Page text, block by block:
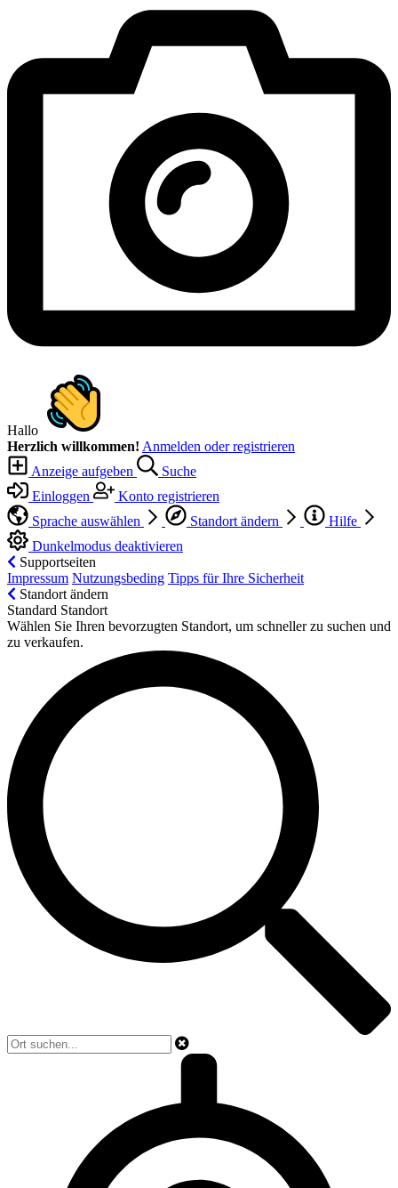
Hallo
Herzlich willkommen! Anmelden oder registrieren
Anzeige aufgeben
Suche
Einloggen
Konto registrieren
Sprache auswählen
Standort ändern
Hilfe
Dunkelmodus deaktivieren
Supportseiten
Impressum Nutzungsbeding Tipps für Ihre Sicherheit
Standort ändern
Standard Standort
Wählen Sie Ihren bevorzugten Standort, um schneller zu suchen und
zu verkaufen.